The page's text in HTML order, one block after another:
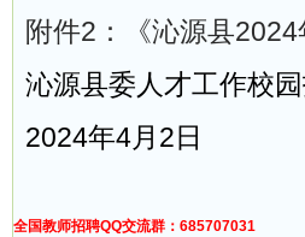
附件2：《沁源县
沁源县委人才工作校
2024年4月2日
全国教师招聘QQ交流群：685707031